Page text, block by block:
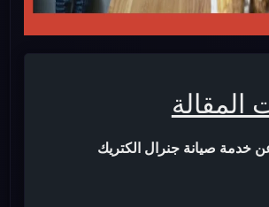
المقالة
خدمة صيانة جنرال الكتريك